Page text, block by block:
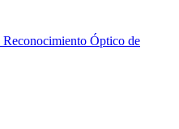
Reconocimiento Óptico de